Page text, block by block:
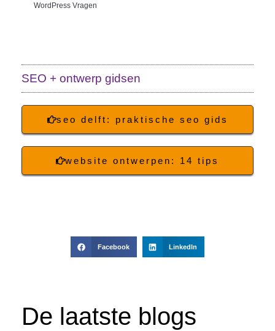
WordPress Vragen
SEO + ontwerp gidsen
seo delft: praktische seo gids
website ontwerpen: 14 tips
Facebook LinkedIn
De laatste blogs